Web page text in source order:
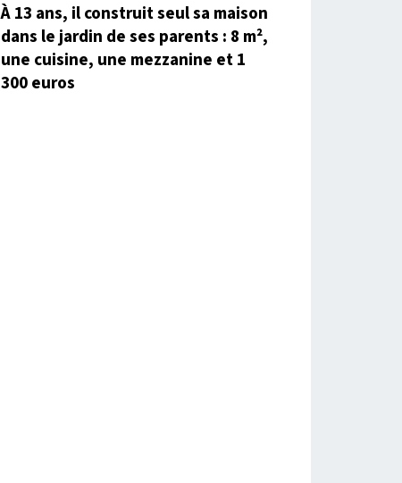
À 13 ans, il construit seul sa maison
dans le jardin de ses parents : 8 m²,
une cuisine, une mezzanine et 1
300 euros